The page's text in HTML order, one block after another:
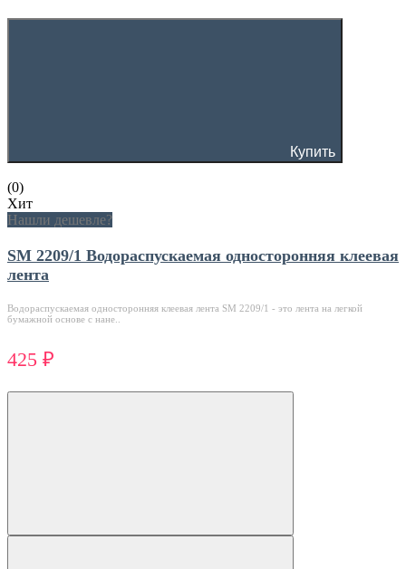
Купить
(0)
Хит
Нашли дешевле?
SM 2209/1 Водораспускаемая односторонняя клеевая
лента
Водораспускаемая односторонняя клеевая лента SM 2209/1 - это лента на легкой
бумажной основе с нане..
425 ₽